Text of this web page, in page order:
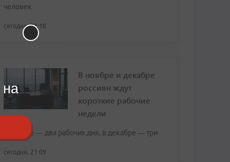
человек
сегодня, 22:18
В ноябре и декабре
россиян ждут
короткие рабочие
недели
В ноябре — два рабочих дня, в декабре — три
сегодня, 21:09